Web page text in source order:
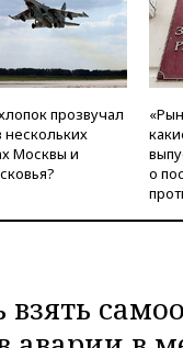
прозвучал
нескольких
Москвы и
о
взять